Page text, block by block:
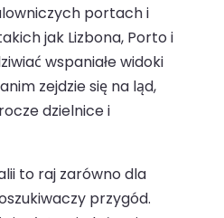
portach i
jak Lizbona, Porto i
wspaniałe widoki
zejdzie się na ląd,
dzielnice i
to raj zarówno dla
przygód.